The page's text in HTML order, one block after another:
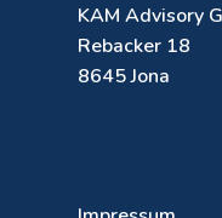
KAM Advisory
Rebacker 18
8645 Jona